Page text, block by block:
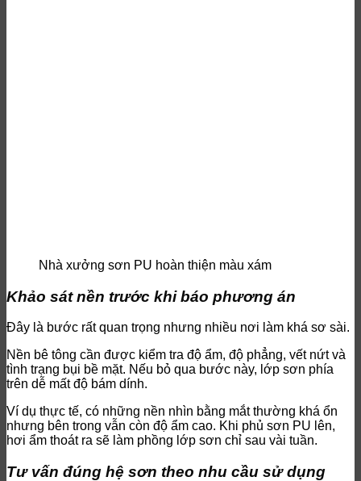
Nhà xưởng sơn PU hoàn thiện màu xám
Khảo sát nền trước khi báo phương án
Đây là bước rất quan trọng nhưng nhiều nơi làm khá sơ sài.
Nền bê tông cần được kiểm tra độ ẩm, độ phẳng, vết nứt và
tình trạng bụi bề mặt. Nếu bỏ qua bước này, lớp sơn phía
trên dễ mất độ bám dính.
Ví dụ thực tế, có những nền nhìn bằng mắt thường khá ổn
nhưng bên trong vẫn còn độ ẩm cao. Khi phủ sơn PU lên,
hơi ẩm thoát ra sẽ làm phồng lớp sơn chỉ sau vài tuần.
Tư vấn đúng hệ sơn theo nhu cầu sử dụng